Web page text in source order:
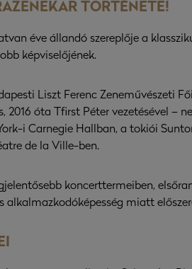
TÖRTÉNETE!
éve állandó szereplője a
képviselőjének.
Liszt Ferenc Zeneművészeti
2016 óta Tfirst Péter vezetésével
i Carnegie Hallban, a tokiói
de la Ville-ben.
koncerttermeiben,
alkalmazkodóképesség miatt